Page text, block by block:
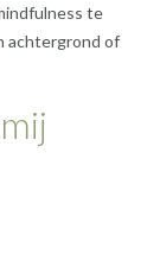
te
achtergrond of